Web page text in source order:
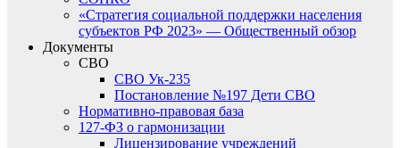
«Стратегия социальной поддержки населения
субъектов РФ 2023» — Общественный обзор
Документы
СВО
СВО Ук-235
Постановление №197 Дети СВО
Нормативно-правовая база
127-ФЗ о гармонизации
Лицензирование учреждений